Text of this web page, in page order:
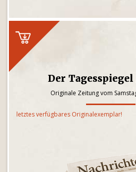
Der
Originale Zeitung vom
letztes verfügbares Originalexemplar!